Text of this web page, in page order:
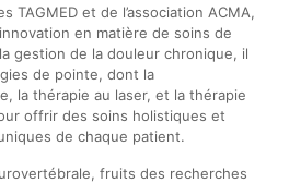
TAGMED et de l’association ACMA,
en matière de soins de
gestion de la douleur chronique, il
de pointe, dont la
la thérapie au laser, et la thérapie
offrir des soins holistiques et
de chaque patient.
fruits des recherches